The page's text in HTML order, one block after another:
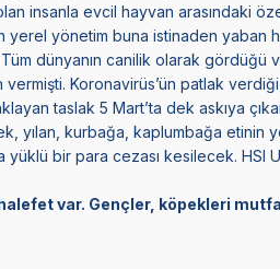
insanla evcil hayvan arasındaki
yerel yönetim buna istinaden yaban
dünyanın canilik olarak gördüğü
Koronavirüs’ün patlak
taslak 5 Mart’ta dek askıya
yılan, kurbağa, kaplumbağa etinin
bir para cezası kesilecek. HSI
var. Gençler, köpekleri